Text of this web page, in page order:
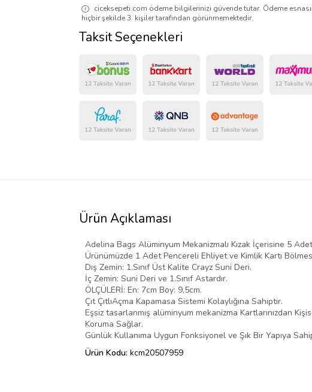
ciceksepeti.com ödeme bilgilerinizi güvende tutar. Ödeme
hiçbir şekilde 3. kişiler tarafından görünmemektedir.
Taksit Seçenekleri
Ürün Açıklaması
Adelina Bags Alüminyum Mekanizmalı Kızak İçerisine 5
Ürünümüzde 1 Adet Pencereli Ehliyet ve Kimlik Kartı
Dış Zemin: 1.Sınıf Üst Kalite Crayz Suni Deri.
İç Zemin: Suni Deri ve 1.Sınıf Astardır.
ÖLÇÜLERİ: En: 7cm Boy: 9,5cm.
Çıt ÇıtlıAçma Kapamasa Sistemi Kolaylığına Sahiptir.
Eşsiz tasarlanmış alüminyum mekanizma Kartlarınızdan
Koruma Sağlar.
Günlük Kullanıma Uygun Fonksiyonel ve Şık Bir Yapıya
Ürün Kodu: kcm20507959